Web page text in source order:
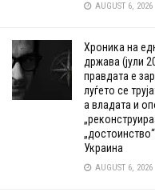
AUGUST 6, 2026
Хроника на
држава (јули
правдата е
луѓето се
а владата и
Украина
AUGUST 6, 2026